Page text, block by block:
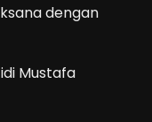
dengan
Mustafa